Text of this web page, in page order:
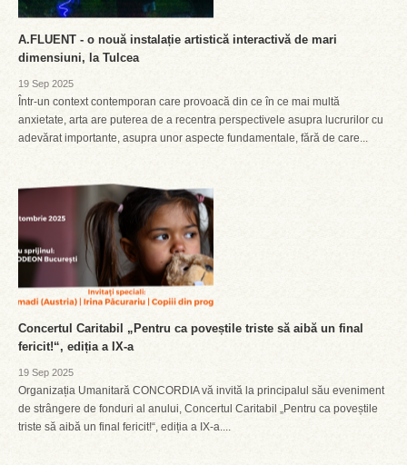
A.FLUENT - o nouă instalație artistică interactivă de mari
dimensiuni, la Tulcea
19 Sep 2025
Într-un context contemporan care provoacă din ce în ce mai multă
anxietate, arta are puterea de a recentra perspectivele asupra lucrurilor cu
adevărat importante, asupra unor aspecte fundamentale, fără de care...
Concertul Caritabil „Pentru ca poveștile triste să aibă un final
fericit!“, ediția a IX-a
19 Sep 2025
Organizația Umanitară CONCORDIA vă invită la principalul său eveniment
de strângere de fonduri al anului, Concertul Caritabil „Pentru ca poveștile
triste să aibă un final fericit!“, ediția a IX-a....